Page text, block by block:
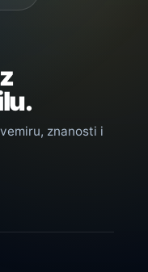
znanosti i